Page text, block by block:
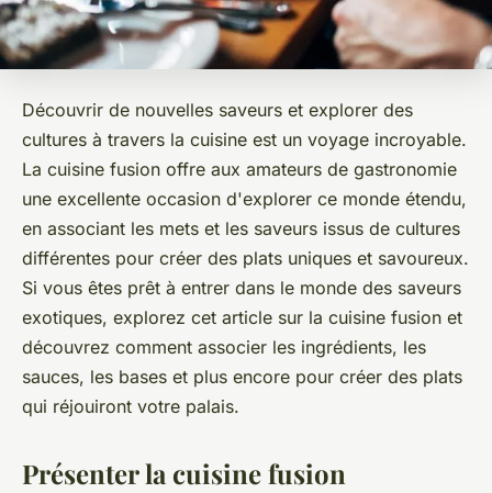
Découvrir de nouvelles saveurs et explorer des
cultures à travers la cuisine est un voyage incroyable.
La cuisine fusion offre aux amateurs de gastronomie
une excellente occasion d'explorer ce monde étendu,
en associant les mets et les saveurs issus de cultures
différentes pour créer des plats uniques et savoureux.
Si vous êtes prêt à entrer dans le monde des saveurs
exotiques, explorez cet article sur la cuisine fusion et
découvrez comment associer les ingrédients, les
sauces, les bases et plus encore pour créer des plats
qui réjouiront votre palais.
Présenter la cuisine fusion